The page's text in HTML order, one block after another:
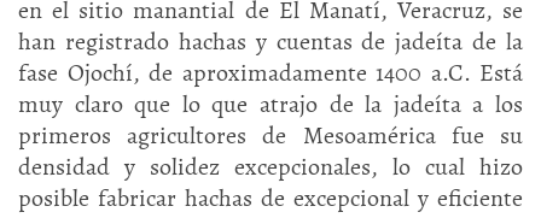
en el sitio manantial de El Manatí, Veracruz, se
han registrado hachas y cuentas de jadeíta de la
fase Ojochí, de aproximadamente 1400 a.C. Está
muy claro que lo que atrajo de la jadeíta a los
primeros agricultores de Mesoamérica fue su
densidad y solidez excepcionales, lo cual hizo
posible fabricar hachas de excepcional y eficiente